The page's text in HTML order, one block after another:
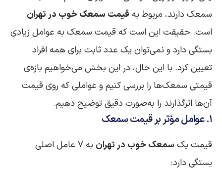
سمعک دارند، مربوط به قیمت سمعک خوب در تهران
است. حقیقت این است که قیمت سمعک به عوامل زیادی
بستگی دارد و نمی‌توان یک عدد ثابت برای همه افراد
تعیین کرد. با این حال، در این بخش می‌خواهیم بازه‌ی
قیمتی سمعک‌ها را بررسی کنیم و عواملی که روی قیمت
آن‌ها اثرگذارند را به‌صورت دقیق توضیح دهیم.
۱. عوامل مؤثر بر قیمت سمعک
قیمت یک سمعک خوب در تهران
به ۷ عامل اصلی
بستگی دارد: